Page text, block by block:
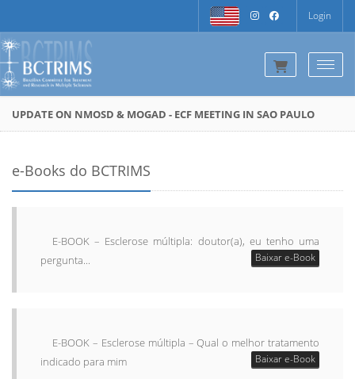
Login
UPDATE ON NMOSD & MOGAD - ECF MEETING IN SAO PAULO
e-Books do BCTRIMS
E-BOOK – Esclerose múltipla: doutor(a), eu tenho uma
pergunta...
Baixar e-Book
E-BOOK – Esclerose múltipla – Qual o melhor tratamento
indicado para mim
Baixar e-Book